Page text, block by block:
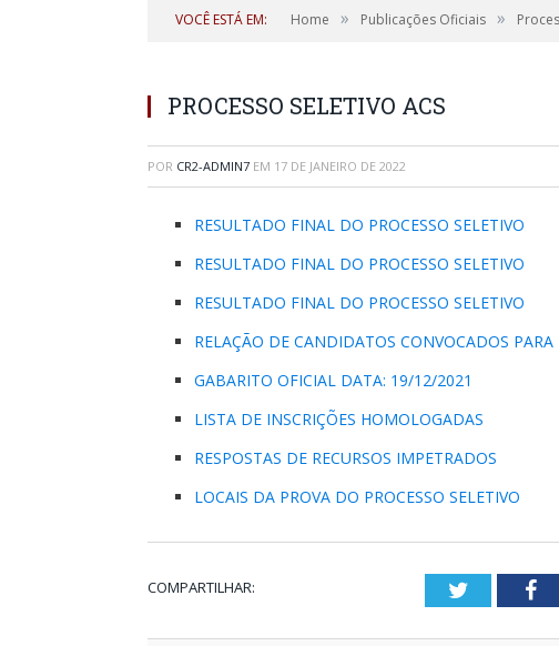
VOCÊ ESTÁ EM: Home » Publicações Oficiais »
PROCESSO SELETIVO ACS
POR CR2-ADMIN7 EM 17 DE JANEIRO DE 2022
RESULTADO FINAL DO PROCESSO SELETIVO
RESULTADO FINAL DO PROCESSO SELETIVO
RESULTADO FINAL DO PROCESSO SELETIVO
RELAÇÃO DE CANDIDATOS CONVOCADOS PARA
GABARITO OFICIAL DATA: 19/12/2021
LISTA DE INSCRIÇÕES HOMOLOGADAS
RESPOSTAS DE RECURSOS IMPETRADOS
LOCAIS DA PROVA DO PROCESSO SELETIVO
COMPARTILHAR: Twitter